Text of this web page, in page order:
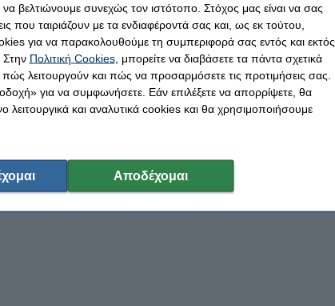
Παράγγειλε τώρα, για άμεση παράδοση!
€
€ Εξαιρ. 24% ΦΠΑ
βελτιώνουμε συνεχώς τον ιστότοπο. Στόχος μας είναι να σας
που ταιριάζουν με τα ενδιαφέροντά σας και, ως εκ τούτου,
για να παρακολουθούμε τη συμπεριφορά σας εντός και εκτός
Στην Πολιτική Cookies, μπορείτε να διαβάσετε τα πάντα σχετικά
λειτουργούν και πώς να προσαρμόσετε τις προτιμήσεις σας.
για να συμφωνήσετε. Εάν επιλέξετε να απορρίψετε, θα
λειτουργικά και αναλυτικά cookies και θα χρησιμοποιήσουμε
Αποδέχομαι